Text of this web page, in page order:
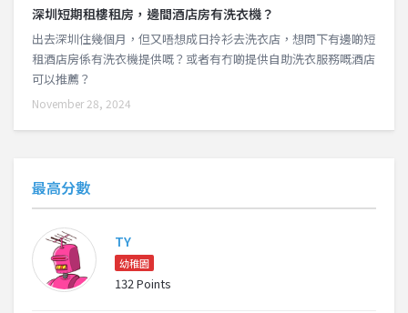
深圳短期租樓租房，邊間酒店房有洗衣機？
出去深圳住幾個月，但又唔想成日拎衫去洗衣店，想問下有邊啲短
租酒店房係有洗衣機提供嘅？或者有冇啲提供自助洗衣服務嘅酒店
可以推薦？
November 28, 2024
最高分數
TY
幼稚園
132 Points